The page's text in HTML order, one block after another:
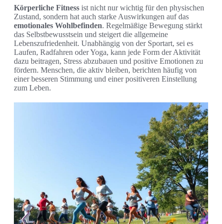
Körperliche Fitness ist nicht nur wichtig für den physischen
Zustand, sondern hat auch starke Auswirkungen auf das
emotionales Wohlbefinden. Regelmäßige Bewegung stärkt
das Selbstbewusstsein und steigert die allgemeine
Lebenszufriedenheit. Unabhängig von der Sportart, sei es
Laufen, Radfahren oder Yoga, kann jede Form der Aktivität
dazu beitragen, Stress abzubauen und positive Emotionen zu
fördern. Menschen, die aktiv bleiben, berichten häufig von
einer besseren Stimmung und einer positiveren Einstellung
zum Leben.